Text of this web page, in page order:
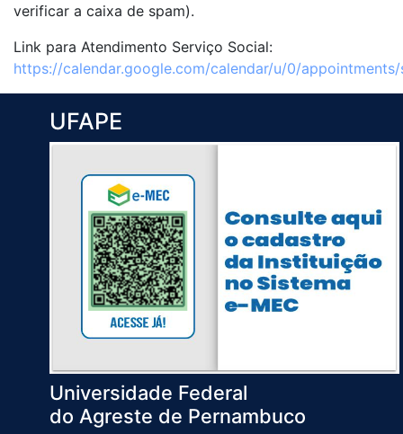
verificar a caixa de spam).
Link para Atendimento Serviço Social:
https://calendar.google.com/calendar/u/0/
UFAPE
Universidade Federal
do Agreste de Pernambuco